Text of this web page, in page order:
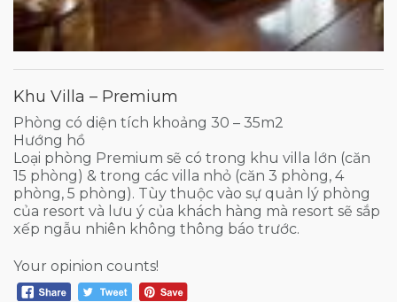
Khu Villa – Premium
Phòng có diện tích khoảng 30 – 35m2
Hướng hồ
Loại phòng Premium sẽ có trong khu villa lớn (căn
15 phòng) & trong các villa nhỏ (căn 3 phòng, 4
phòng, 5 phòng). Tùy thuộc vào sự quản lý phòng
của resort và lưu ý của khách hàng mà resort sẽ sắp
xếp ngẫu nhiên không thông báo trước.
Your opinion counts!